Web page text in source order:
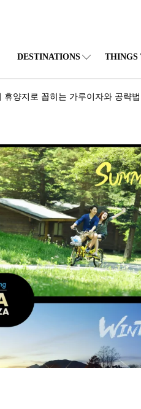
DESTINATIONS
간토(관동)
간사이(관
THINGS
문화
휴양지로 꼽히는 가루이자와 공략법